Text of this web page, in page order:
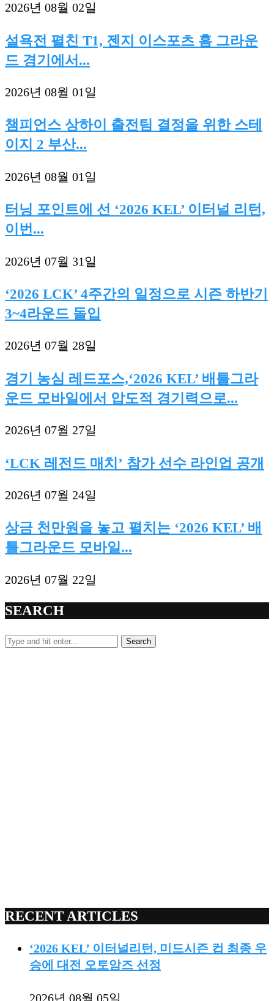
2026년 08월 02일
설욕전 펼친 T1, 젠지 이스포츠 홈 그라운
드 경기에서...
2026년 08월 01일
챔피언스 상하이 출전팀 결정을 위한 스테
이지 2 부산...
2026년 08월 01일
터닝 포인트에 선 ‘2026 KEL’ 이터널 리턴,
이번...
2026년 07월 31일
‘2026 LCK’ 4주간의 일정으로 시즌 하반기
3~4라운드 돌입
2026년 07월 28일
경기 농심 레드포스,‘2026 KEL’ 배틀그라
운드 모바일에서 압도적 경기력으로...
2026년 07월 27일
‘LCK 레전드 매치’ 참가 선수 라인업 공개
2026년 07월 24일
상금 천만원을 놓고 펼치는 ‘2026 KEL’ 배
틀그라운드 모바일...
2026년 07월 22일
SEARCH
Search
RECENT ARTICLES
‘2026 KEL’ 이터널리턴, 미드시즌 컵 최종 우
승에 대전 오토암즈 선정
2026년 08월 05일